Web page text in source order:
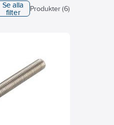
Se alla
filter
Produkter (6)